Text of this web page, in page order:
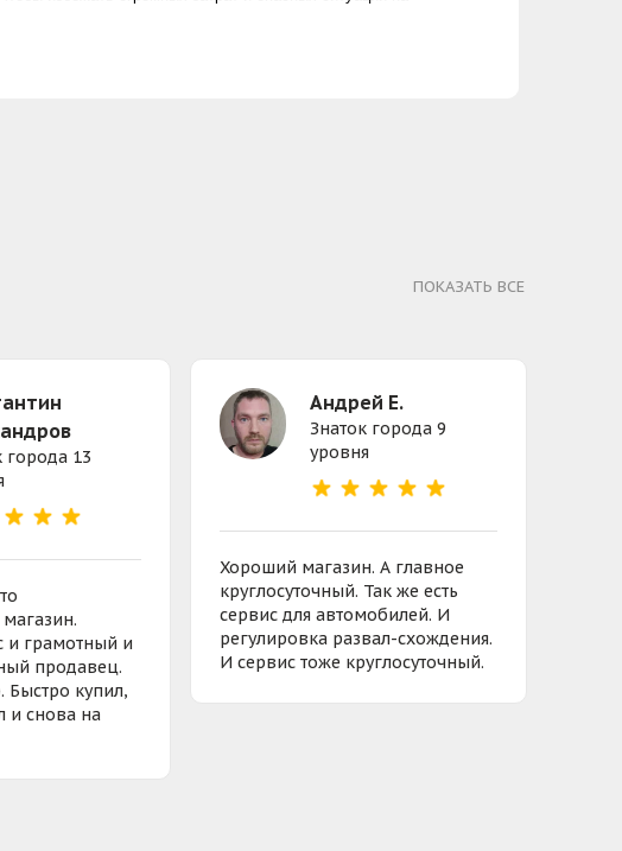
ПОКАЗАТЬ ВСЕ
города 13
и грамотный и
продавец.
купил,
и снова на
Андрей Е.
Знаток города 9
уровня
Хороший магазин. А главное
круглосуточный. Так же есть
сервис для автомобилей. И
регулировка развал-схождения.
И сервис тоже круглосуточный.